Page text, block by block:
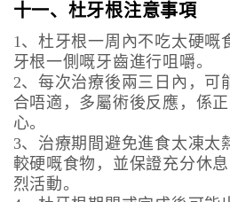
十一、杜牙根注意事項
1、杜牙根一周內不吃太硬嘅
牙根一側嘅牙齒進行咀嚼。
2、每次治療後兩三日內，可
合唔適，多屬術後反應，係
心。
3、治療期間避免進食太凍太
較硬嘅食物，並保證充分休
烈活動。